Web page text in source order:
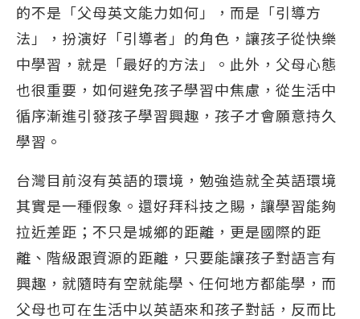
的不是「父母英文能力如何」，而是「引導方
法」，扮演好「引導者」的角色，讓孩子從快樂
中學習，就是「最好的方法」。此外，父母心態
也很重要，如何避免孩子學習中焦慮，從生活中
循序漸進引發孩子學習興趣，孩子才會願意持久
學習。
台灣目前沒有英語的環境，勉強造就全英語環境
其實是一種假象。還好拜科技之賜，讓學習能夠
拉近差距；不只是城鄉的距離，更是國際的距
離、階級跟資源的距離，只要能讓孩子對語言有
興趣，就隨時有空就能學、任何地方都能學，而
父母也可在生活中以英語來和孩子對話，反而比